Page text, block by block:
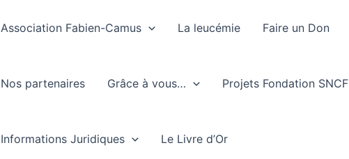
Association Fabien-Camus La leucémie Faire un Don
Nos partenaires Grâce à vous… Projets Fondation SNCF
Informations Juridiques Le Livre d’Or